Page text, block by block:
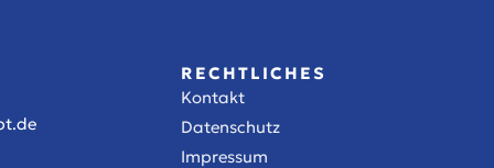
RECHTLICHES
Kontakt
Datenschutz
Impressum